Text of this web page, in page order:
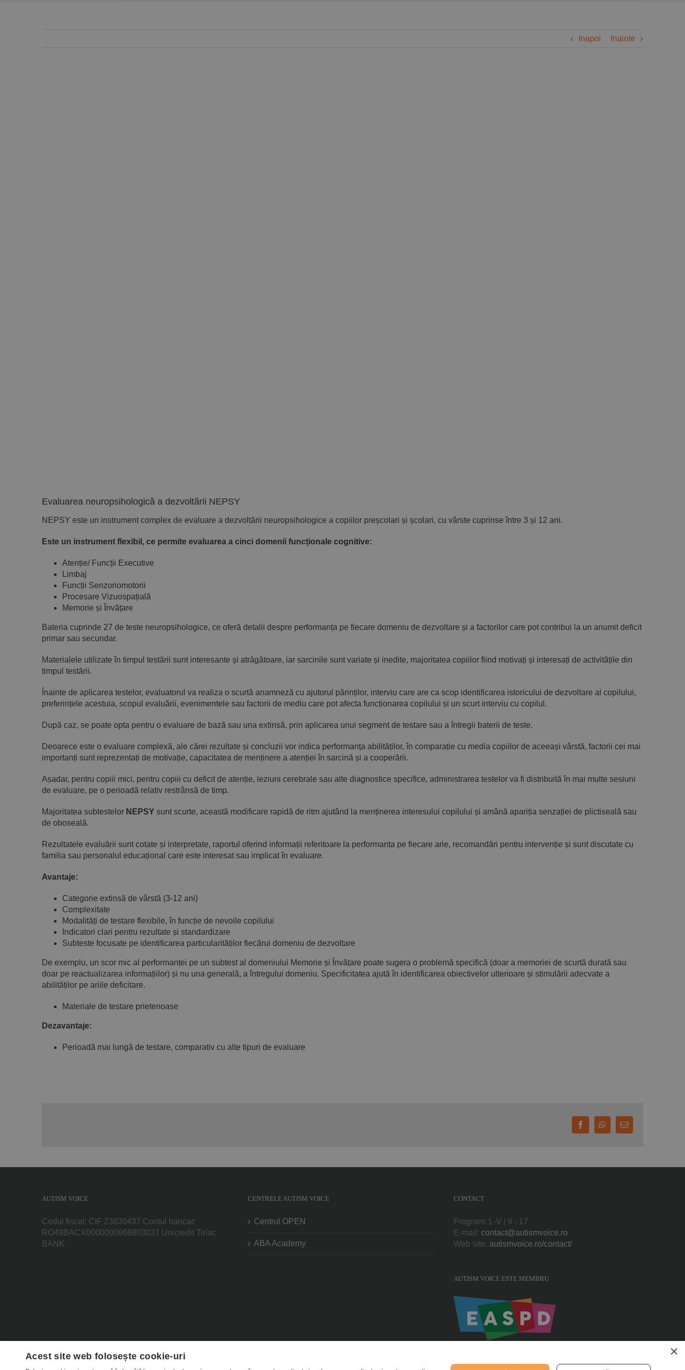
Inapoi Inainte
Evaluarea neuropsihologică a dezvoltării NEPSY
NEPSY este un instrument complex de evaluare a dezvoltării neuropsihologice a copiilor preșcolari și școlari, cu vârste cuprinse între 3 și 12 ani.
Este un instrument flexibil, ce permite evaluarea a cinci domenii funcționale cognitive:
Atenție/ Funcții Executive
Limbaj
Funcții Senzoriomotorii
Procesare Vizuospațială
Memorie și Învățare
Bateria cuprinde 27 de teste neuropsihologice, ce oferă detalii despre performanța pe fiecare domeniu de dezvoltare și a factorilor care pot contribui la un anumit deficit
primar sau secundar.
Materialele utilizate în timpul testării sunt interesante și atrăgătoare, iar sarcinile sunt variate și inedite, majoritatea copiilor fiind motivați și interesați de activitățile din
timpul testării.
Înainte de aplicarea testelor, evaluatorul va realiza o scurtă anamneză cu ajutorul părinților, interviu care are ca scop identificarea istoricului de dezvoltare al copilului,
preferințele acestuia, scopul evaluării, evenimentele sau factorii de mediu care pot afecta funcționarea copilului și un scurt interviu cu copilul.
După caz, se poate opta pentru o evaluare de bază sau una extinsă, prin aplicarea unui segment de testare sau a întregii baterii de teste.
Deoarece este o evaluare complexă, ale cărei rezultate și concluzii vor indica performanța abilităților, în comparație cu media copiilor de aceeași vârstă, factorii cei mai
importanți sunt reprezentați de motivație, capacitatea de menținere a atenției în sarcină și a cooperării.
Așadar, pentru copiii mici, pentru copiii cu deficit de atenție, leziuni cerebrale sau alte diagnostice specifice, administrarea testelor va fi distribuită în mai multe sesiuni
de evaluare, pe o perioadă relativ restrânsă de timp.
Majoritatea subtestelor NEPSY sunt scurte, această modificare rapidă de ritm ajutând la menținerea interesului copilului și amână apariția senzației de plictiseală sau
de oboseală.
Rezultatele evaluării sunt cotate și interpretate, raportul oferind informații referitoare la performanța pe fiecare arie, recomandări pentru intervenție și sunt discutate cu
familia sau personalul educațional care este interesat sau implicat în evaluare.
Avantaje:
Categorie extinsă de vârstă (3-12 ani)
Complexitate
Modalități de testare flexibile, în funcție de nevoile copilului
Indicatori clari pentru rezultate și standardizare
Subteste focusate pe identificarea particularităților fiecărui domeniu de dezvoltare
De exemplu, un scor mic al performanței pe un subtest al domeniului Memorie și Învățare poate sugera o problemă specifică (doar a memoriei de scurtă durată sau
doar pe reactualizarea informațiilor) și nu una generală, a întregului domeniu. Specificitatea ajută în identificarea obiectivelor ulterioare și stimulării adecvate a
abilităților pe ariile deficitare.
Materiale de testare prietenoase
Dezavantaje:
Perioadă mai lungă de testare, comparativ cu alte tipuri de evaluare
FacebookWhatsApp
E-
AUTISM VOICE
Codul fiscal: CIF 23830437 Contul bancar:
RO49BACX0000000968803037 Unicredit Tiriac
BANK
CENTRELE AUTISM VOICE
Centrul OPEN
ABA Academy
CONTACT
Program: L-V | 9 - 17
E-mail: contact@autismvoice.ro
Web site: autismvoice.ro/contact/
AUTISM VOICE ESTE MEMBRU
×
Acest site web folosește cookie-uri